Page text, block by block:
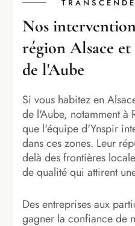
Nos
région Alsace
de l'Aube
Si vous habitez en
de l'Aube, notamment à
que l'équipe d'Ynspir
dans ces zones. Leur
delà des frontières
de qualité qui attirent
Des entreprises aux
gagner la confiance de